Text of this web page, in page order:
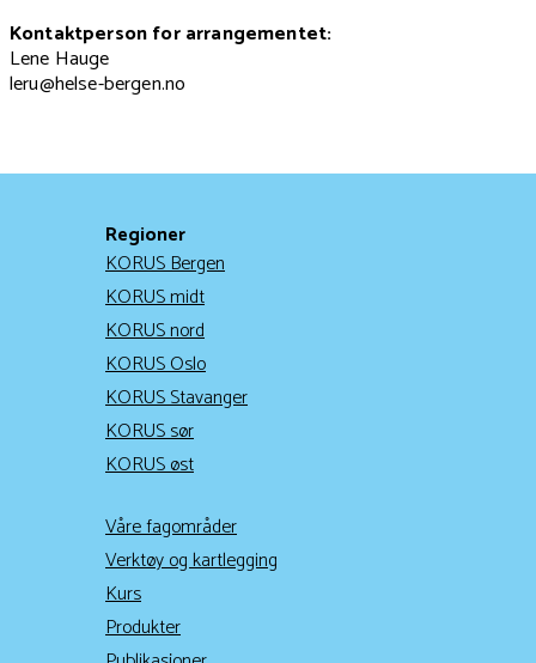
Kontaktperson for arrangementet:
Lene Hauge
leru@helse-bergen.no
Regioner
KORUS Bergen
KORUS midt
KORUS nord
KORUS Oslo
KORUS Stavanger
KORUS sør
KORUS øst
Våre fagområder
Verktøy og kartlegging
Kurs
Produkter